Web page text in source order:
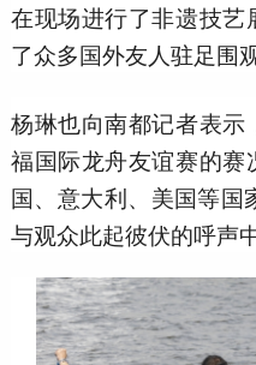
在现场进行了非遗技艺
了众多国外友人驻足围观
杨琳也向南都记者表
福国际龙舟友谊赛的
国、意大利、美国等国
与观众此起彼伏的呼声